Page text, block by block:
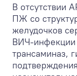
В отсутствии
ПЖ со
желудочков
ВИЧ-инфекции
трансаминаз,